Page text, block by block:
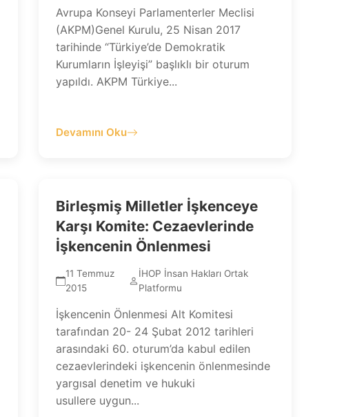
Avrupa Konseyi Parlamenterler Meclisi
(AKPM)Genel Kurulu, 25 Nisan 2017
tarihinde “Türkiye’de Demokratik
Kurumların İşleyişi” başlıklı bir oturum
yapıldı. AKPM Türkiye...
Devamını Oku
Birleşmiş Milletler İşkenceye
Karşı Komite: Cezaevlerinde
İşkencenin Önlenmesi
11 Temmuz
2015
İHOP İnsan Hakları Ortak
Platformu
İşkencenin Önlenmesi Alt Komitesi
tarafından 20- 24 Şubat 2012 tarihleri
arasındaki 60. oturum’da kabul edilen
cezaevlerindeki işkencenin önlenmesinde
yargısal denetim ve hukuki
usullere uygun...